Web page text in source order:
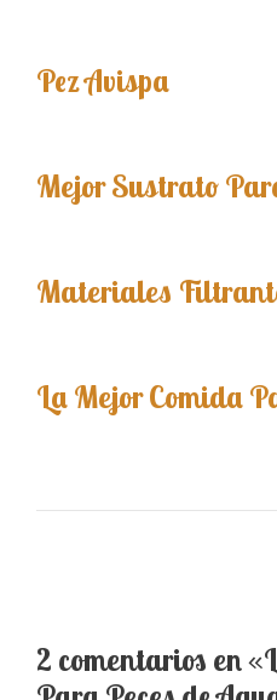
Pez Avispa
Mejor Sustrato
Materiales
La Mejor Comida
2 comentarios en